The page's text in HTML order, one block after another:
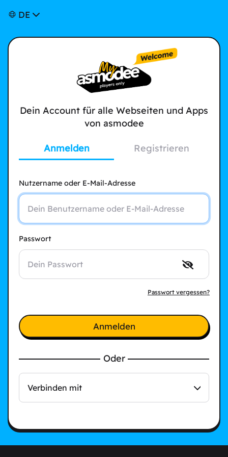
DE
Dein Account für alle Webseiten und Apps
von asmodee
Anmelden Registrieren
Nutzername oder E-Mail-Adresse
Passwort
Passwort vergessen?
Anmelden
Oder
Verbinden mit